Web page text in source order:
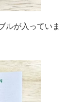
ルが入っていま